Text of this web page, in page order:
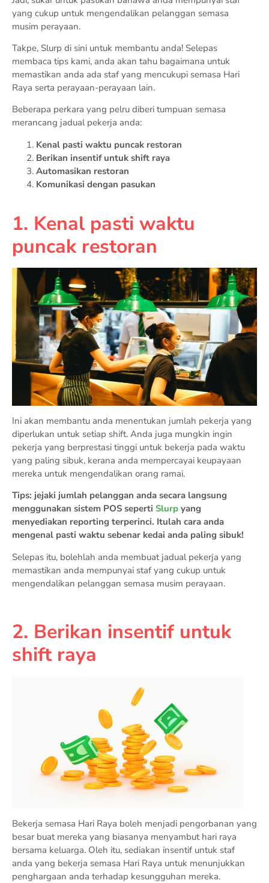
yang cukup untuk mengendalikan pelanggan semasa
musim perayaan.
Takpe, Slurp di sini untuk membantu anda! Selepas
membaca tips kami, anda akan tahu bagaimana untuk
memastikan anda ada staf yang mencukupi semasa Hari
Raya serta perayaan-perayaan lain.
Beberapa perkara yang pelru diberi tumpuan semasa
merancang jadual pekerja anda:
Kenal pasti waktu puncak restoran
Berikan insentif untuk shift raya
Automasikan restoran
Komunikasi dengan pasukan
1. Kenal pasti waktu
puncak restoran
Ini akan membantu anda menentukan jumlah pekerja yang
diperlukan untuk setiap shift. Anda juga mungkin ingin
pekerja yang berprestasi tinggi untuk bekerja pada waktu
yang paling sibuk, kerana anda mempercayai keupayaan
mereka untuk mengendalikan orang ramai.
Tips: jejaki jumlah pelanggan anda secara langsung
menggunakan sistem POS seperti Slurp yang
menyediakan reporting terperinci. Itulah cara anda
mengenal pasti waktu sebenar kedai anda paling sibuk!
Selepas itu, bolehlah anda membuat jadual pekerja yang
memastikan anda mempunyai staf yang cukup untuk
mengendalikan pelanggan semasa musim perayaan.
2. Berikan insentif untuk
shift raya
Bekerja semasa Hari Raya boleh menjadi pengorbanan yang
besar buat mereka yang biasanya menyambut hari raya
bersama keluarga. Oleh itu, sediakan insentif untuk staf
anda yang bekerja semasa Hari Raya untuk menunjukkan
penghargaan anda terhadap kesungguhan mereka.